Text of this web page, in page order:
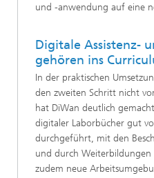
und -anwendung auf eine
Digitale Assistenz-
gehören ins
In der praktischen
den zweiten Schritt nicht
hat DiWan deutlich
digitaler Laborbücher gut
durchgeführt, mit den
und durch
zudem neue